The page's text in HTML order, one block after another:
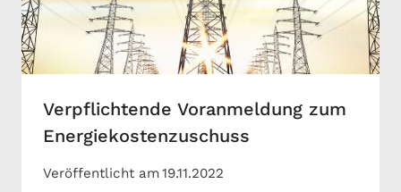
Verpflichtende Voranmeldung zum
Energiekostenzuschuss
Veröffentlicht am19.11.2022